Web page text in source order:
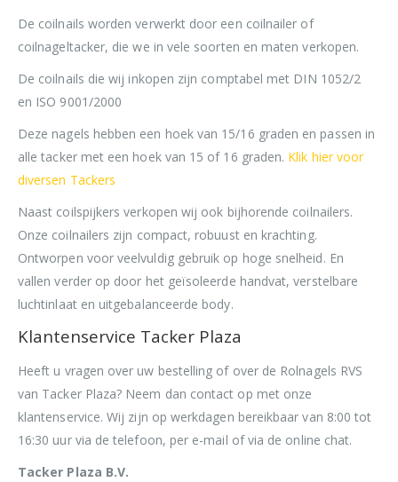
De coilnails worden verwerkt door een coilnailer of
coilnageltacker, die we in vele soorten en maten verkopen.
De coilnails die wij inkopen zijn comptabel met DIN 1052/2
en ISO 9001/2000
Deze nagels hebben een hoek van 15/16 graden en passen in
alle tacker met een hoek van 15 of 16 graden. Klik hier voor
diversen Tackers
Naast coilspijkers verkopen wij ook bijhorende coilnailers.
Onze coilnailers zijn compact, robuust en krachting.
Ontworpen voor veelvuldig gebruik op hoge snelheid. En
vallen verder op door het geïsoleerde handvat, verstelbare
luchtinlaat en uitgebalanceerde body.
Klantenservice Tacker Plaza
Heeft u vragen over uw bestelling of over de Rolnagels RVS
van Tacker Plaza? Neem dan contact op met onze
klantenservice. Wij zijn op werkdagen bereikbaar van 8:00 tot
16:30 uur via de telefoon, per e-mail of via de online chat.
Tacker Plaza B.V.